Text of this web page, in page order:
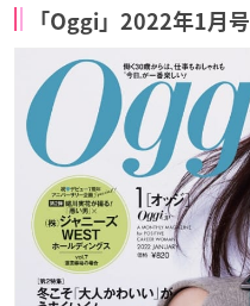
「Oggi」2022年1月号